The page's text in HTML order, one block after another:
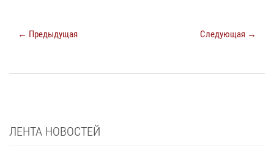
← Предыдущая Следующая →
ЛЕНТА НОВОСТЕЙ